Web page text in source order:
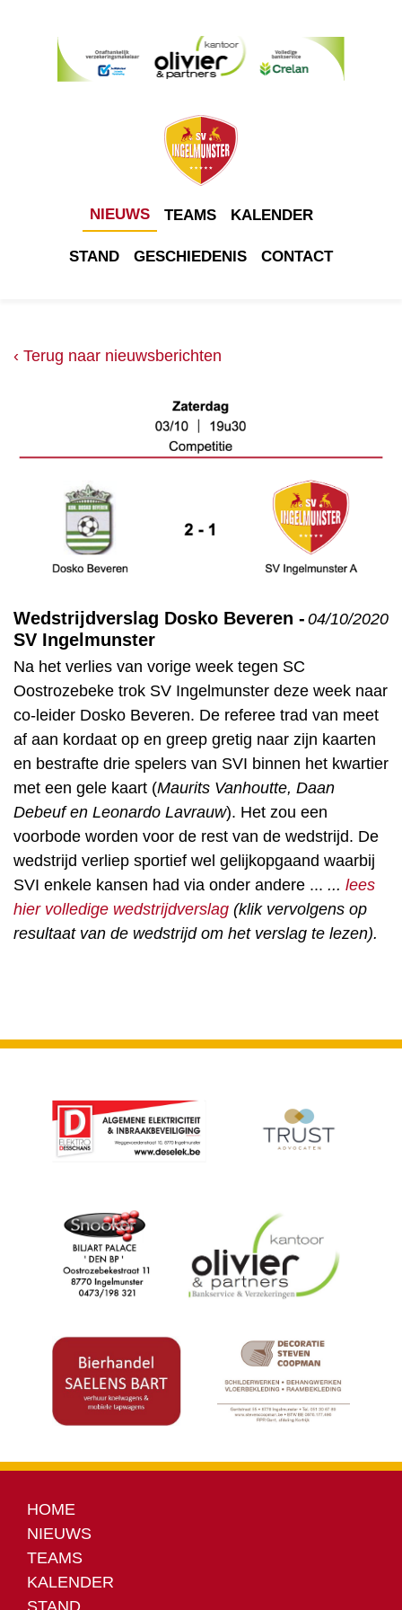
NIEUWS TEAMS KALENDER
STAND GESCHIEDENIS CONTACT
‹ Terug naar nieuwsberichten
Wedstrijdverslag Dosko Beveren -
SV Ingelmunster
04/10/2020
Na het verlies van vorige week tegen SC
Oostrozebeke trok SV Ingelmunster deze week naar
co-leider Dosko Beveren. De referee trad van meet
af aan kordaat op en greep gretig naar zijn kaarten
en bestrafte drie spelers van SVI binnen het kwartier
met een gele kaart (Maurits Vanhoutte, Daan
Debeuf en Leonardo Lavrauw). Het zou een
voorbode worden voor de rest van de wedstrijd. De
wedstrijd verliep sportief wel gelijkopgaand waarbij
SVI enkele kansen had via onder andere ... ... lees
hier volledige wedstrijdverslag (klik vervolgens op
resultaat van de wedstrijd om het verslag te lezen).
HOME
NIEUWS
TEAMS
KALENDER